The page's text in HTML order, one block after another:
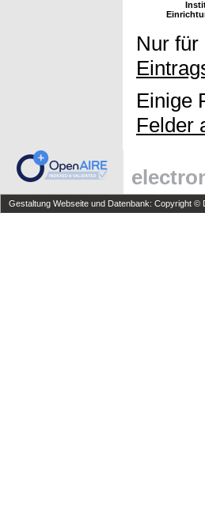
Nur
Einige
Felder
Gestaltung Webseite und Datenbank: Copyright